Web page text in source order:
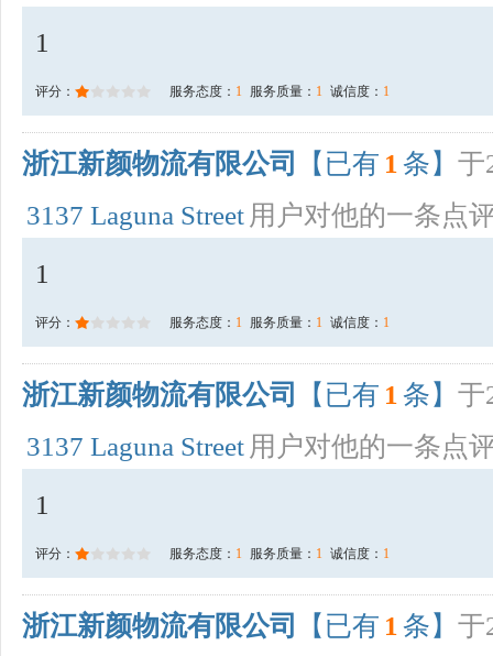
1
评分： 服务态度： 1 服务质量： 1 诚信度： 1
浙江新颜物流有限公司 【已有 1 条】 于
3137 Laguna Street 用户对他的一条点
1
评分： 服务态度： 1 服务质量： 1 诚信度： 1
浙江新颜物流有限公司 【已有 1 条】 于
3137 Laguna Street 用户对他的一条点
1
评分： 服务态度： 1 服务质量： 1 诚信度： 1
浙江新颜物流有限公司 【已有 1 条】 于